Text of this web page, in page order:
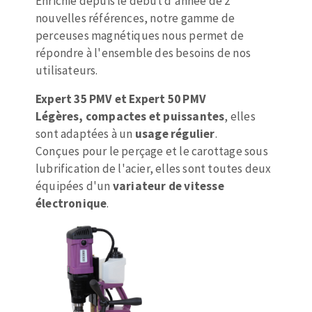
Pose des joints
Nettoyage
Mèches
Fraises carbure
Fers et plaquettes
ABRASIFS APPLIQUÉS
Bandes abrasives
Disques fibre et papier
Feuilles 230 x 280 mm
Cales à poncer et patins
Eponges abrasive
Plateaux supports
DISQUES ABRASIFS
Disques abrasifs agglomérés
Meules d'ébarbage
TRAITEMENT DE SURFACE
Disques à lamelles
nouvelles références, notre gamme de
perceuses magnétiques nous permet de
répondre à l'ensemble des besoins de nos
utilisateurs.
Expert 35 PMV et Expert 50 PMV
Légères, compactes et puissantes, elles
sont adaptées à un usage régulier.
Conçues pour le perçage et le carottage sous
lubrification de l'acier, elles sont toutes deux
équipées d'un variateur de vitesse
électronique.